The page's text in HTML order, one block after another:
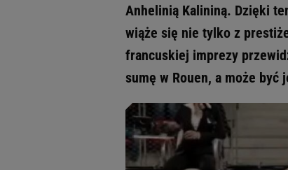
Anhelinią Kalininą. Dzięki
wiąże się nie tylko z
francuskiej imprezy
sumę w Rouen, a może być